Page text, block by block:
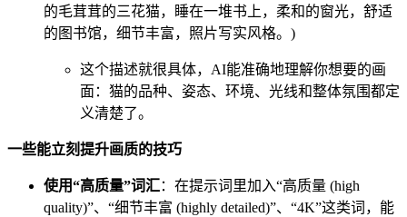
的毛茸茸的三花猫，睡在一堆书上，柔和的窗光，舒适
的图书馆，细节丰富，照片写实风格。)
这个描述就很具体，AI能准确地理解你想要的画
面：猫的品种、姿态、环境、光线和整体氛围都定
义清楚了。
一些能立刻提升画质的技巧
使用“高质量”词汇：在提示词里加入“高质量 (high
quality)”、“细节丰富 (highly detailed)”、“4K”这类词，能